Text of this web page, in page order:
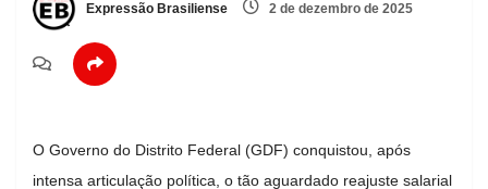
Expressão Brasiliense 2 de dezembro de 2025
O Governo do Distrito Federal (GDF) conquistou, após
intensa articulação política, o tão aguardado reajuste salarial